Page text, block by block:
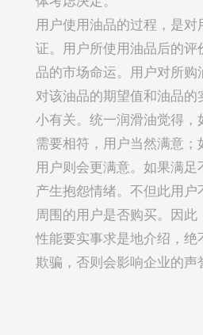
用户使用油品的过程，是对
证。用户所使用油品后的评
品的市场命运。用户对所购
对该油品的期望值和油品的
小有关。统一润滑油觉得，
需要相符，用户当然满意；
用户则会更满意。如果满足
产生抱怨情绪。不但此用户
周围的用户是否购买。因此
性能要实事求是地介绍，绝
欺骗，否则会影响企业的声